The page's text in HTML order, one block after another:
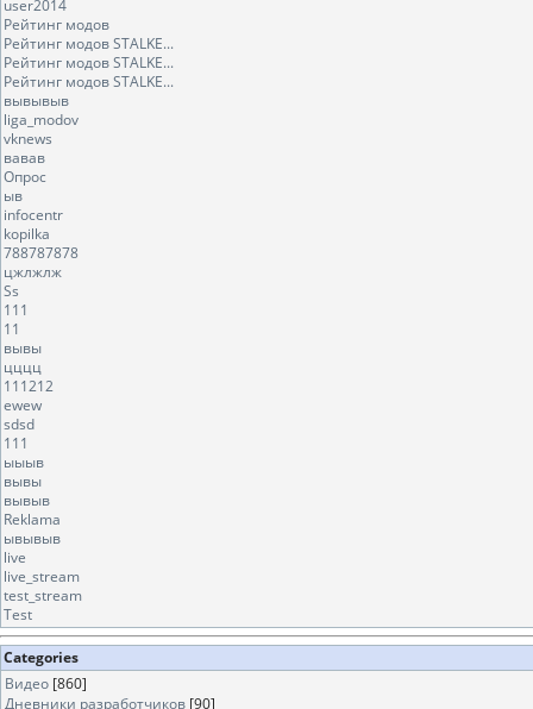
user2014
Рейтинг модов
Рейтинг модов STALKE...
Рейтинг модов STALKE...
Рейтинг модов STALKE...
вывывыв
liga_modov
vknews
вавав
Опрос
ыв
infocentr
kopilka
788787878
цжлжлж
Ss
111
11
вывы
цццц
111212
ewew
sdsd
111
ыыыв
вывы
вывыв
Reklama
ывывыв
live
live_stream
test_stream
Test
Categories
Видео [860]
Дневники разработчиков [90]